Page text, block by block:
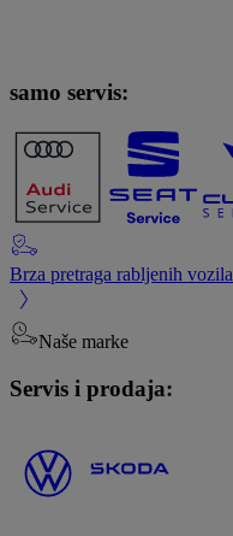
samo servis:
Brza pretraga rabljenih vozila
Naše marke
Servis i prodaja: